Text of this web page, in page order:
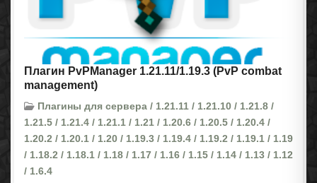
Плагин PvPManager 1.21.11/1.19.3 (PvP combat
management)
Плагины для сервера / 1.21.11 / 1.21.10 / 1.21.8 /
1.21.5 / 1.21.4 / 1.21.1 / 1.21 / 1.20.6 / 1.20.5 / 1.20.4 /
1.20.2 / 1.20.1 / 1.20 / 1.19.3 / 1.19.4 / 1.19.2 / 1.19.1 / 1.19
/ 1.18.2 / 1.18.1 / 1.18 / 1.17 / 1.16 / 1.15 / 1.14 / 1.13 / 1.12
/ 1.6.4